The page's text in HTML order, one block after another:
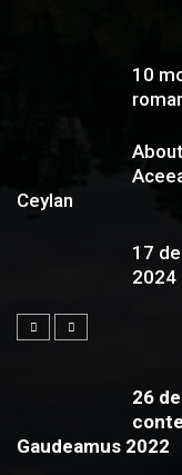
10
Ceylan
17
2024
26
Gaudeamus 2022